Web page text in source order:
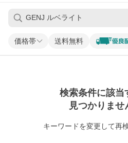
価格帯 送料無料
検索条件に該当
見つかりませ
キーワードを変更して再